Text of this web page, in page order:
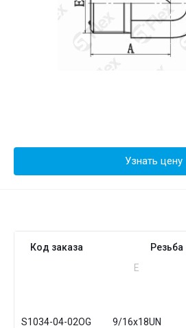
Узнать цену
Код заказа Резьба
Е
S1034-04-02OG 9/16x18UN